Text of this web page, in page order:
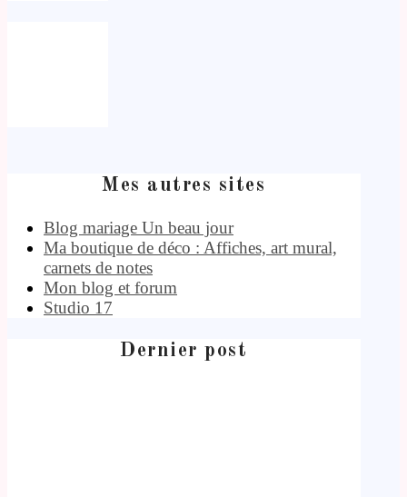
Mes autres sites
Blog mariage Un beau jour
Ma boutique de déco : Affiches, art mural,
carnets de notes
Mon blog et forum
Studio 17
Dernier post